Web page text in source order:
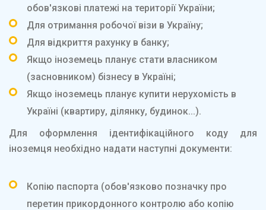
обов'язкові платежі на території України;
Для отримання робочої візи в Україну;
Для відкриття рахунку в банку;
Якщо іноземець планує стати власником
(засновником) бізнесу в Україні;
Якщо іноземець планує купити нерухомість в
Україні (квартиру, ділянку, будинок...).
Для оформлення ідентифікаційного коду для
іноземця необхідно надати наступні документи:
Копію паспорта (обов'язково позначку про
перетин прикордонного контролю або копію